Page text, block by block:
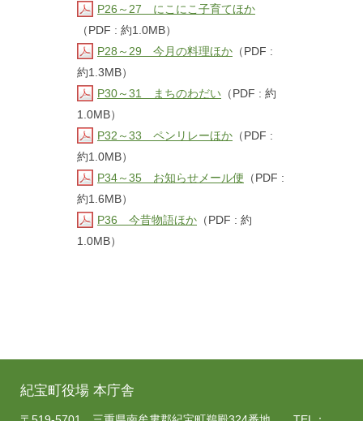
P26～27 にこにこ子育てほか
（PDF : 約1.0MB）
P28～29 今月の料理ほか （PDF :
約1.3MB）
P30～31 まちのわだい （PDF : 約
1.0MB）
P32～33 ペンリレーほか （PDF :
約1.0MB）
P34～35 お知らせメール便 （PDF :
約1.6MB）
P36 今昔物語ほか （PDF : 約
1.0MB）
紀宝町役場 本庁舎